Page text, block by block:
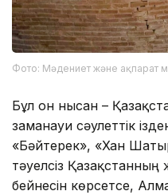
Фото: Мәдениет және ақпарат
Бұл он нысан –
заманауи сәулеттік
«Бәйтерек», «Хан
тәуелсіз
бейнесін көрсетсе,